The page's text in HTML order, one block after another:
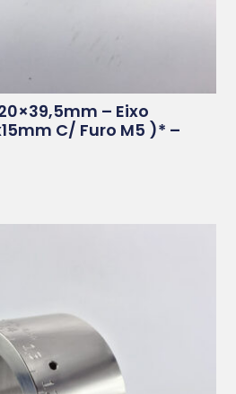
– Eixo
C/ Furo M5 )* –